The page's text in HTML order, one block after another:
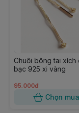
Chuôi bông tai xích
bạc 925 xi vàng
95.000đ
Chọn mua